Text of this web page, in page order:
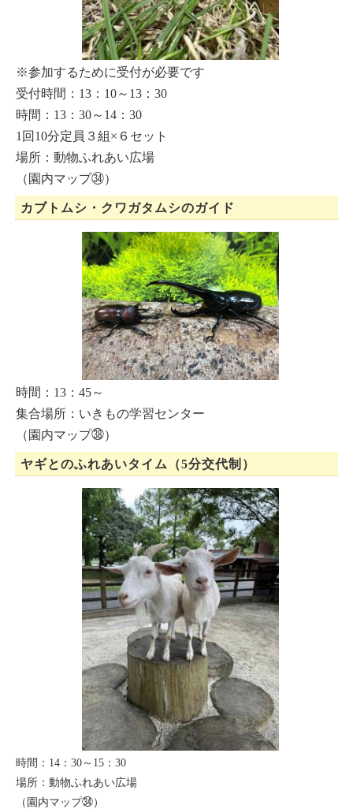
※参加するために受付が必要です
受付時間：13：10～13：30
時間：13：30～14：30
1回10分定員３組×６セット
場所：動物ふれあい広場
（園内マップ㉞）
カブトムシ・クワガタムシのガイド
時間：13：45～
集合場所：いきもの学習センター
（園内マップ㊳）
ヤギとのふれあいタイム（5分交代制）
時間：14：30～15：30
場所：動物ふれあい広場
（園内マップ㉞）